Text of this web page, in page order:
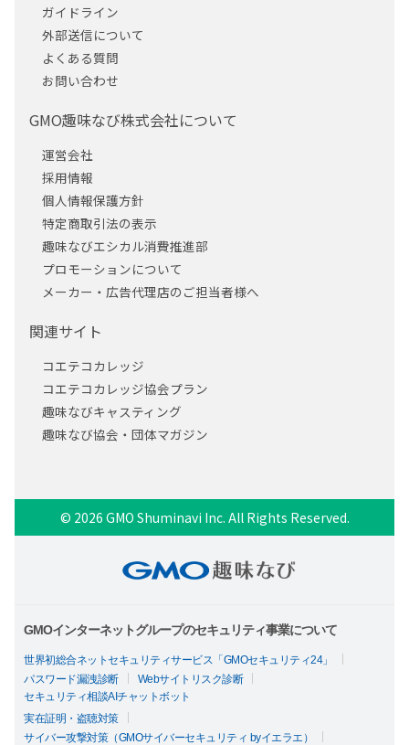
ガイドライン
外部送信について
よくある質問
お問い合わせ
GMO趣味なび株式会社について
運営会社
採用情報
個人情報保護方針
特定商取引法の表示
趣味なびエシカル消費推進部
プロモーションについて
メーカー・広告代理店のご担当者様へ
関連サイト
コエテコカレッジ
コエテコカレッジ協会プラン
趣味なびキャスティング
趣味なび協会・団体マガジン
© 2026 GMO Shuminavi Inc. All Rights Reserved.